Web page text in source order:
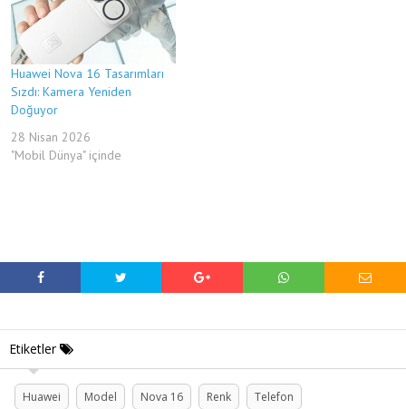
Huawei Nova 16 Tasarımları
Sızdı: Kamera Yeniden
Doğuyor
28 Nisan 2026
"Mobil Dünya" içinde
Etiketler
Huawei Model Nova 16 Renk Telefon